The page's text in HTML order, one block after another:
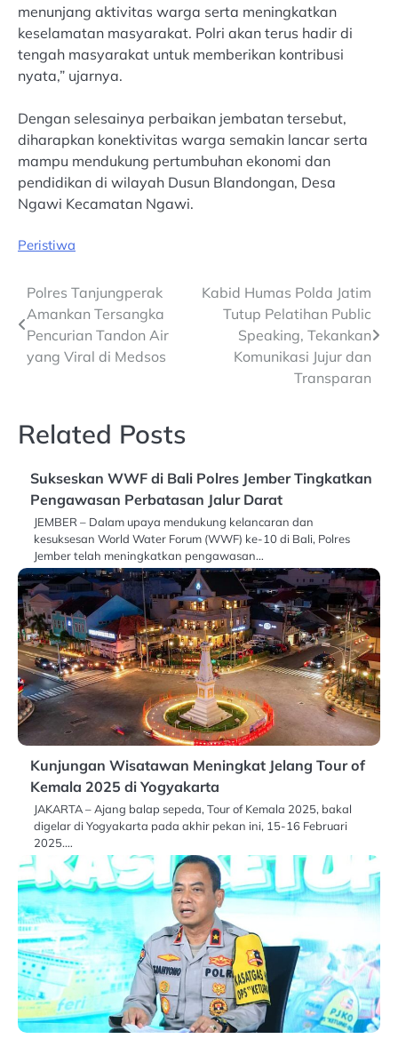
menunjang aktivitas warga serta meningkatkan
keselamatan masyarakat. Polri akan terus hadir di
tengah masyarakat untuk memberikan kontribusi
nyata,” ujarnya.
Dengan selesainya perbaikan jembatan tersebut,
diharapkan konektivitas warga semakin lancar serta
mampu mendukung pertumbuhan ekonomi dan
pendidikan di wilayah Dusun Blandongan, Desa
Ngawi Kecamatan Ngawi.
Peristiwa
Post
navigation
Polres Tanjungperak
Amankan Tersangka
Pencurian Tandon Air
yang Viral di Medsos
Kabid Humas Polda Jatim
Tutup Pelatihan Public
Speaking, Tekankan
Komunikasi Jujur dan
Transparan
Related Posts
Sukseskan WWF di Bali Polres Jember Tingkatkan
Pengawasan Perbatasan Jalur Darat
JEMBER – Dalam upaya mendukung kelancaran dan
kesuksesan World Water Forum (WWF) ke-10 di Bali, Polres
Jember telah meningkatkan pengawasan…
Kunjungan Wisatawan Meningkat Jelang Tour of
Kemala 2025 di Yogyakarta
JAKARTA – Ajang balap sepeda, Tour of Kemala 2025, bakal
digelar di Yogyakarta pada akhir pekan ini, 15-16 Februari
2025.…